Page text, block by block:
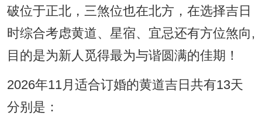
破位于正北，三煞位也在北方，在选择吉日
时综合考虑黄道、星宿、宜忌还有方位煞向,
目的是为新人觅得最为与谐圆满的佳期！
2026年11月适合订婚的黄道吉日共有13天
分别是：